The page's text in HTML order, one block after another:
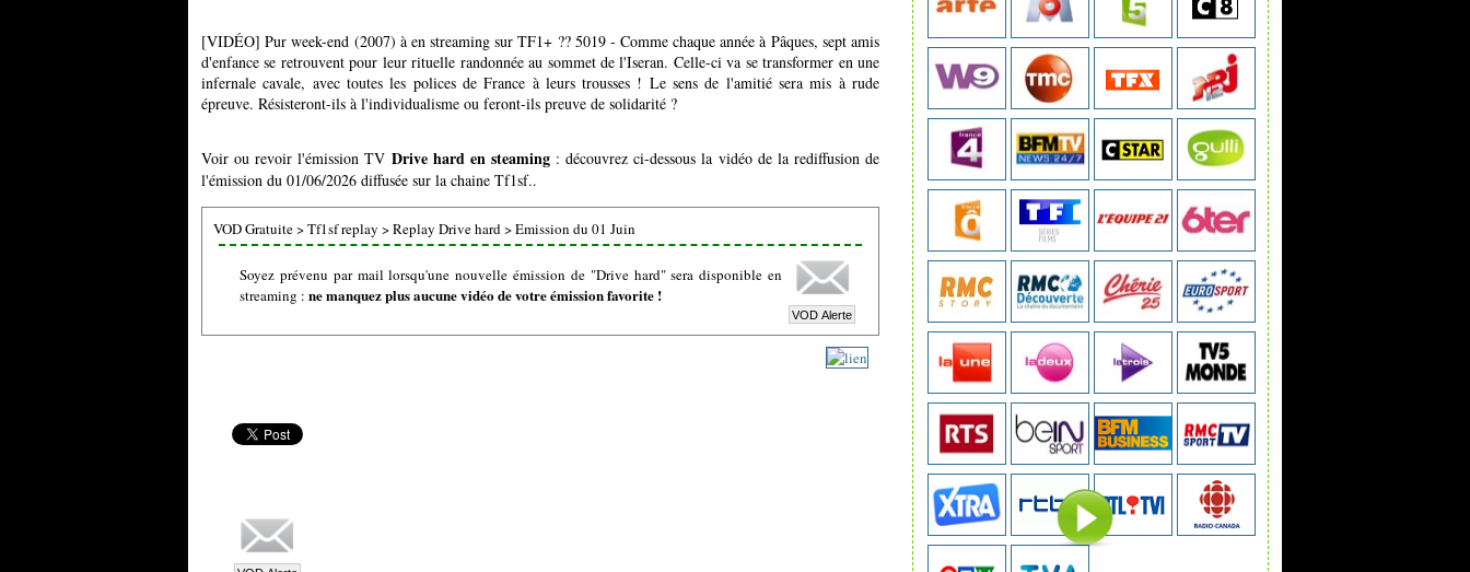
[VIDÉO] Pur week-end (2007) à en streaming sur TF1+ ?? 5019 - Comme chaque année à Pâques, sept amis
d'enfance se retrouvent pour leur rituelle randonnée au sommet de l'Iseran. Celle-ci va se transformer en une
infernale cavale, avec toutes les polices de France à leurs trousses ! Le sens de l'amitié sera mis à rude
épreuve. Résisteront-ils à l'individualisme ou feront-ils preuve de solidarité ?
Voir ou revoir l'émission TV Drive hard en steaming: découvrez ci-dessous la vidéo de la rediffusion de
l'émission du 01/06/2026 diffusée sur la chaine Tf1sf..
VOD Gratuite>Tf1sf replay >Replay Drive hard>Emission du 01 Juin
Soyez prévenu par mail lorsqu'une nouvelle émission de "Drive hard" sera disponible en
streaming : ne manquez plus aucune vidéo de votre émission favorite !